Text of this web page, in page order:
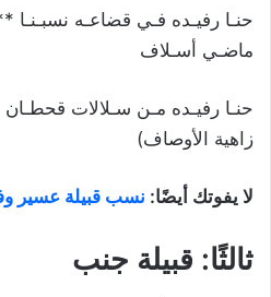
حنـا رفيـده فـي قضاعـه
ماضـي أسـلاف
حنـا رفيـده مـن سـلالات
زاهية الأوصاف)
لا يفوتك أيضًا: نسب قبيلة عسير
ثالثًا: قبيلة جنب